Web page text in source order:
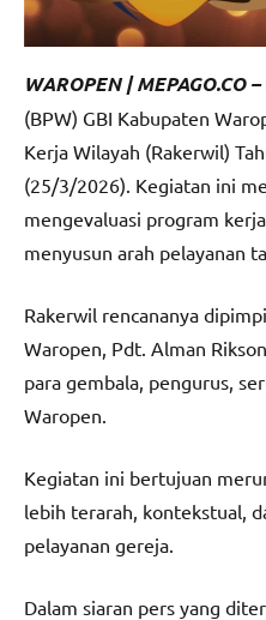
WAROPEN | MEPAGO.CO –
(BPW) GBI Kabupaten
Kerja Wilayah (Rakerwil)
(25/3/2026). Kegiatan ini
mengevaluasi program
menyusun arah pelayanan
Rakerwil rencananya
Waropen, Pdt. Alman
para gembala, pengurus,
Waropen.
Kegiatan ini bertujuan
lebih terarah, kontekstual,
pelayanan gereja.
Dalam siaran pers yang